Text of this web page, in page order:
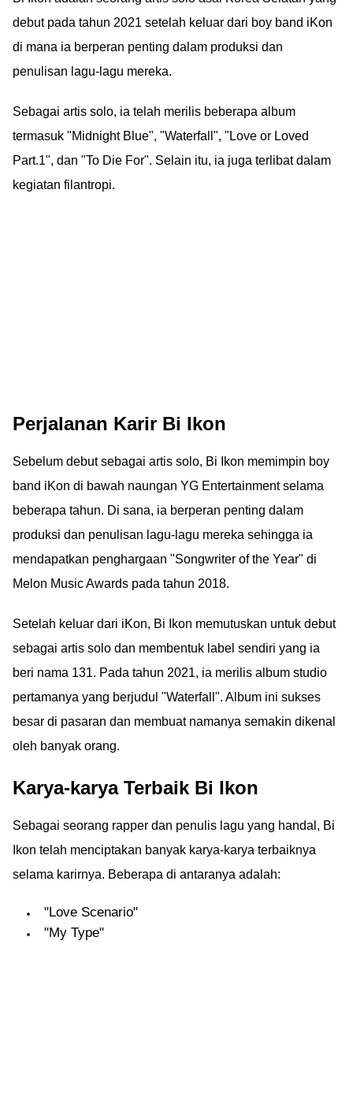
debut pada tahun 2021 setelah keluar dari boy band iKon
di mana ia berperan penting dalam produksi dan
penulisan lagu-lagu mereka.
Sebagai artis solo, ia telah merilis beberapa album
termasuk "Midnight Blue", "Waterfall", "Love or Loved
Part.1", dan "To Die For". Selain itu, ia juga terlibat dalam
kegiatan filantropi.
Perjalanan Karir Bi Ikon
Sebelum debut sebagai artis solo, Bi Ikon memimpin boy
band iKon di bawah naungan YG Entertainment selama
beberapa tahun. Di sana, ia berperan penting dalam
produksi dan penulisan lagu-lagu mereka sehingga ia
mendapatkan penghargaan "Songwriter of the Year" di
Melon Music Awards pada tahun 2018.
Setelah keluar dari iKon, Bi Ikon memutuskan untuk debut
sebagai artis solo dan membentuk label sendiri yang ia
beri nama 131. Pada tahun 2021, ia merilis album studio
pertamanya yang berjudul "Waterfall". Album ini sukses
besar di pasaran dan membuat namanya semakin dikenal
oleh banyak orang.
Karya-karya Terbaik Bi Ikon
Sebagai seorang rapper dan penulis lagu yang handal, Bi
Ikon telah menciptakan banyak karya-karya terbaiknya
selama karirnya. Beberapa di antaranya adalah:
"Love Scenario"
"My Type"